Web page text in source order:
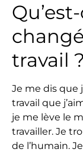
travail ?
Je me dis que
travail que
je me lève le
travailler. Je
de l’humain.